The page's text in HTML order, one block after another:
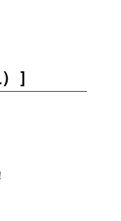
］